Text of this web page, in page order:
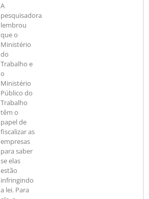
A
pesquisadora
lembrou
que o
Ministério
do
Trabalho e
o
Ministério
Público do
Trabalho
têm o
papel de
fiscalizar as
empresas
para saber
se elas
estão
infringindo
a lei. Para